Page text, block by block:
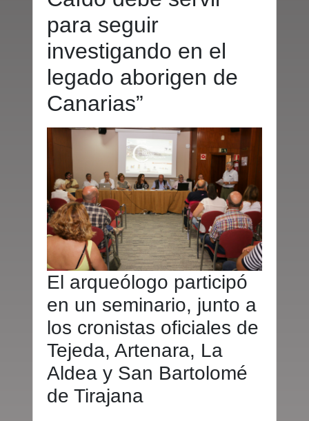
para seguir
investigando en el
legado aborigen de
Canarias”
El arqueólogo participó
en un seminario, junto a
los cronistas oficiales de
Tejeda, Artenara, La
Aldea y San Bartolomé
de Tirajana